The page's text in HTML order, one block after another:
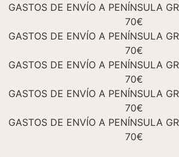
GASTOS DE ENVÍO A PENÍNSULA
70€
GASTOS DE ENVÍO A PENÍNSULA
70€
GASTOS DE ENVÍO A PENÍNSULA
70€
GASTOS DE ENVÍO A PENÍNSULA
70€
GASTOS DE ENVÍO A PENÍNSULA
70€